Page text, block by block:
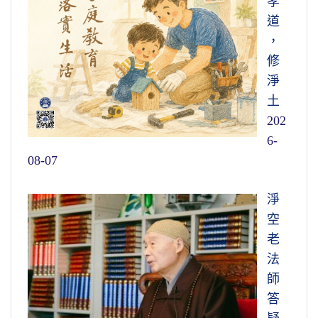
道
，
修
淨
土
202
6-
08-07
淨
空
老
法
師
答